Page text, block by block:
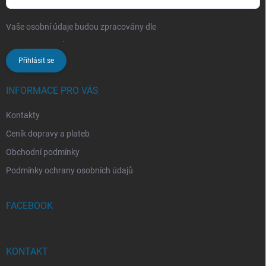
Vaše osobní údaje budou zpracovány dle
.
Přihlásit se
INFORMACE PRO VÁS
Kontakty
Ceník dopravy a plateb
Obchodní podmínky
Podmínky ochrany osobních údajů
FACEBOOK
KONTAKT